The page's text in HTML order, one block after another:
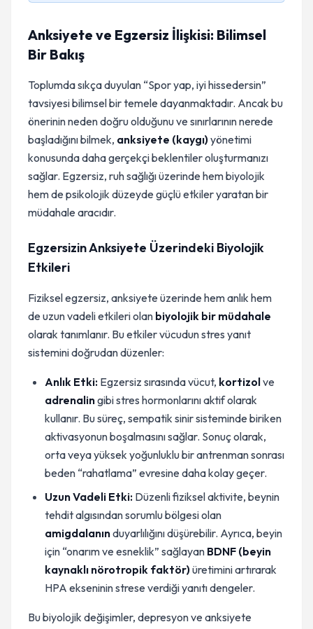
Anksiyete ve Egzersiz İlişkisi: Bilimsel
Bir Bakış
Toplumda sıkça duyulan “Spor yap, iyi hissedersin”
tavsiyesi bilimsel bir temele dayanmaktadır. Ancak bu
önerinin neden doğru olduğunu ve sınırlarının nerede
başladığını bilmek, anksiyete (kaygı)yönetimi
konusunda daha gerçekçi beklentiler oluşturmanızı
sağlar. Egzersiz, ruh sağlığı üzerinde hem biyolojik
hem de psikolojik düzeyde güçlü etkiler yaratan bir
müdahale aracıdır.
Egzersizin Anksiyete Üzerindeki Biyolojik
Etkileri
Fiziksel egzersiz, anksiyete üzerinde hem anlık hem
de uzun vadeli etkileri olan biyolojik bir müdahale
olarak tanımlanır. Bu etkiler vücudun stres yanıt
sistemini doğrudan düzenler:
Anlık Etki: Egzersiz sırasında vücut, kortizolve
adrenalingibi stres hormonlarını aktif olarak
kullanır. Bu süreç, sempatik sinir sisteminde biriken
aktivasyonun boşalmasını sağlar. Sonuç olarak,
orta veya yüksek yoğunluklu bir antrenman sonrası
beden “rahatlama” evresine daha kolay geçer.
Uzun Vadeli Etki: Düzenli fiziksel aktivite, beynin
tehdit algısından sorumlu bölgesi olan
amigdalanınduyarlılığını düşürebilir. Ayrıca, beyin
için “onarım ve esneklik” sağlayan BDNF (beyin
kaynaklı nörotropik faktör)üretimini artırarak
HPA ekseninin strese verdiği yanıtı dengeler.
Bu biyolojik değişimler, depresyon ve anksiyete